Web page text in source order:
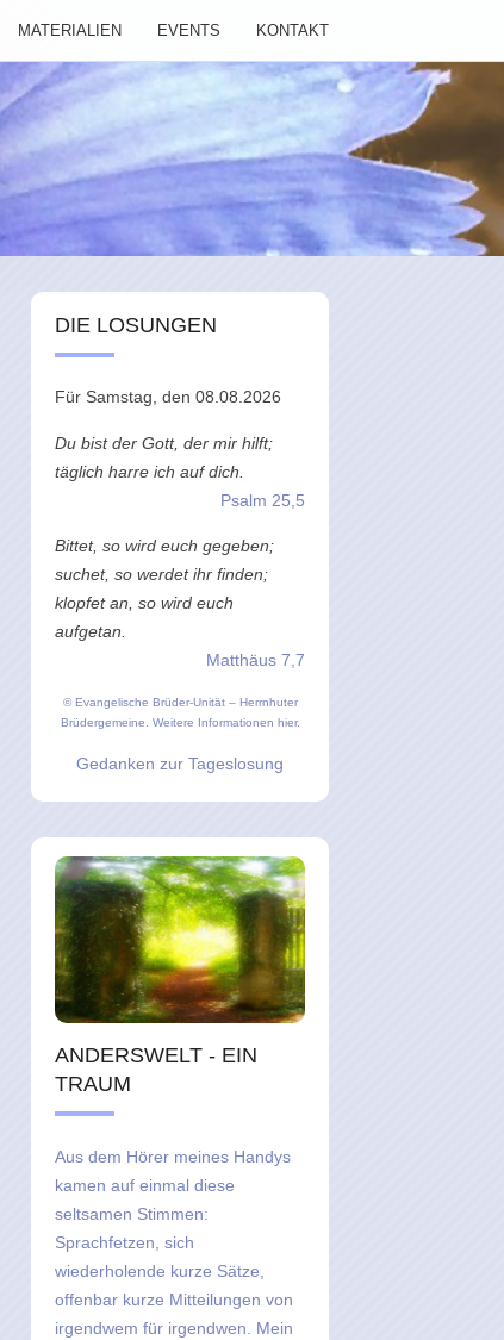
MATERIALIEN EVENTS KONTAKT
DIE LOSUNGEN
Für Samstag, den 08.08.2026
Du bist der Gott, der mir hilft;
täglich harre ich auf dich.
Psalm 25,5
Bittet, so wird euch gegeben;
suchet, so werdet ihr finden;
klopfet an, so wird euch
aufgetan.
Matthäus 7,7
© Evangelische Brüder-Unität – Herrnhuter
Brüdergemeine.
Weitere Informationen hier.
Gedanken zur Tageslosung
ANDERSWELT - EIN
TRAUM
Aus dem Hörer meines Handys
kamen auf einmal diese
seltsamen Stimmen:
Sprachfetzen, sich
wiederholende kurze Sätze,
offenbar kurze Mitteilungen von
irgendwem für irgendwen. Mein